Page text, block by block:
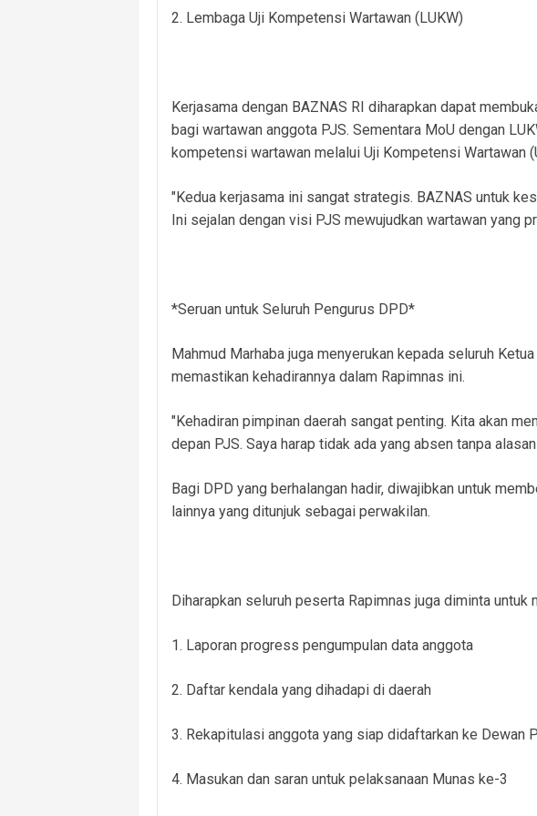
2. Lembaga Uji Kompetensi Wartawan (LUKW)
Kerjasama dengan BAZNAS RI diharapkan dapat
bagi wartawan anggota PJS. Sementara MoU dengan
kompetensi wartawan melalui Uji Kompetensi Wartawan
"Kedua kerjasama ini sangat strategis. BAZNAS untuk
Ini sejalan dengan visi PJS mewujudkan wartawan yang
*Seruan untuk Seluruh Pengurus DPD*
Mahmud Marhaba juga menyerukan kepada seluruh
memastikan kehadirannya dalam Rapimnas ini.
"Kehadiran pimpinan daerah sangat penting. Kita akan
depan PJS. Saya harap tidak ada yang absen tanpa
Bagi DPD yang berhalangan hadir, diwajibkan untuk
lainnya yang ditunjuk sebagai perwakilan.
Diharapkan seluruh peserta Rapimnas juga diminta untuk
1. Laporan progress pengumpulan data anggota
2. Daftar kendala yang dihadapi di daerah
3. Rekapitulasi anggota yang siap didaftarkan ke Dewan
4. Masukan dan saran untuk pelaksanaan Munas ke-3